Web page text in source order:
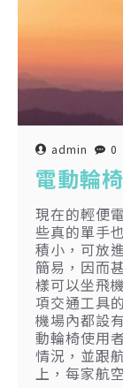
admin 0
電動輪
現在的輕便
些真的單手
積小，可放
簡易，因而
樣可以坐飛
項交通工具
機場內都設
動輪椅使用
情況，並跟
上，每家航